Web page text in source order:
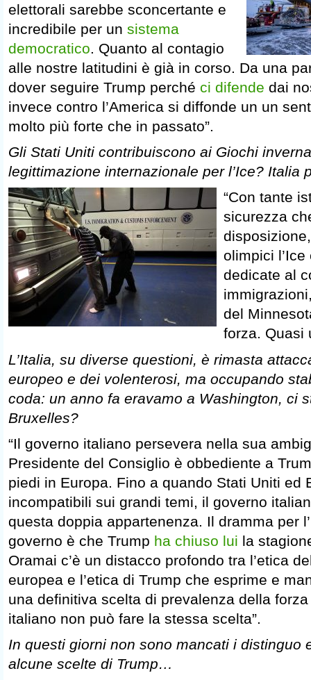
elettorali sarebbe sconcertante e
incredibile per un sistema
democratico. Quanto al contagio
alle nostre latitudini è già in corso. Da una
dover seguire Trump perché ci difende dai
invece contro l’America si diffonde un un
molto più forte che in passato”.
Gli Stati Uniti contribuiscono ai Giochi
legittimazione internazionale per l’Ice? Italia
“Con tante
sicurezza
olimpici
dedicate al
del
forza. Quasi
L’Italia, su diverse questioni, è rimasta
europeo e dei volenterosi, ma occupando
coda: un anno fa eravamo a Washington, ci
Bruxelles?
“Il governo italiano persevera nella sua
Presidente del Consiglio è obbediente a
piedi in Europa. Fino a quando Stati Uniti ed
incompatibili sui grandi temi, il governo
questa doppia appartenenza. Il dramma per
governo è che Trump ha chiuso lui la
Oramai c’è un distacco profondo tra l’etica
europea e l’etica di Trump che esprime e
una definitiva scelta di prevalenza della
italiano non può fare la stessa scelta”.
In questi giorni non sono mancati i distinguo
alcune scelte di Trump…